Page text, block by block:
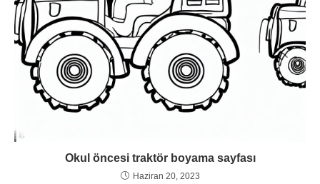
Okul öncesi traktör boyama sayfası
Haziran 20, 2023